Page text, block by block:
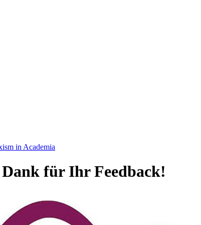
in Academia
für Ihr Feedback!